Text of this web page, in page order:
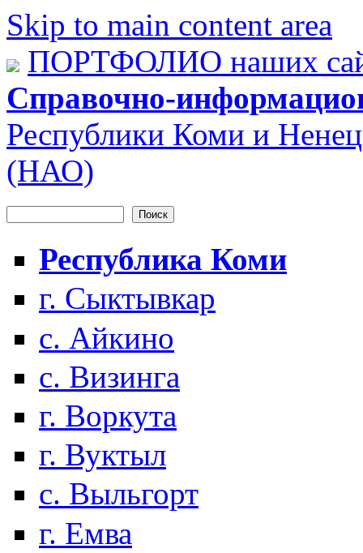
Skip to main content area
ПОРТФОЛИО наших
Справочно-
Республики Коми и
(НАО)
Форма поиска
Республика Коми
г. Сыктывкар
с. Айкино
с. Визинга
г. Воркута
г. Вуктыл
с. Выльгорт
г. Емва